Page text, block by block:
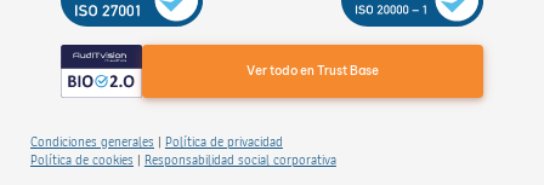
Ver todo en Trust Base
Condiciones generales | Política de privacidad
Política de cookies | Responsabilidad social corporativa